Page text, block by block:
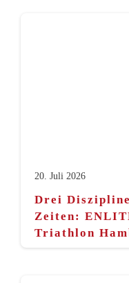
20. Juli 2026
Drei
Zeiten:
Triathlon